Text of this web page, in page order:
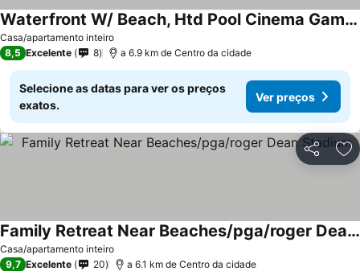
Casa/apartamento inteiro
Waterfront W/ Beach, Htd Pool Cinema Gameroom Tiki
8,5 Excelente 8 a 6.9 km de Centro da cidade
Selecione as datas para ver os preços
exatos.
Ver preços
Partilhar
Casa/apartamento inteiro
Family Retreat Near Beaches/pga/roger Dean Stadium
9,7 Excelente 20 a 6.1 km de Centro da cidade